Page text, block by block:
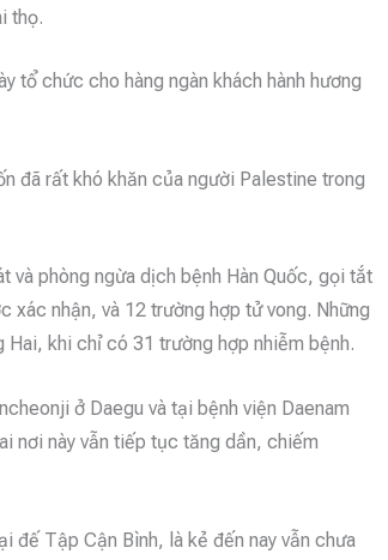
thọ.
tổ chức cho hàng ngàn khách hành hương
đã rất khó khăn của người Palestine trong
và phòng ngừa dịch bệnh Hàn Quốc, gọi tắt
xác nhận, và 12 trường hợp tử vong. Những
khi chỉ có 31 trường hợp nhiễm bệnh.
ở Daegu và tại bệnh viện Daenam
nơi này vẫn tiếp tục tăng dần, chiếm
đế Tập Cận Bình, là kẻ đến nay vẫn chưa